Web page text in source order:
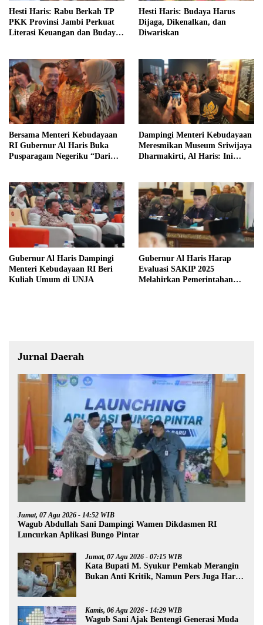
Hesti Haris: Rabu Berkah TP
PKK Provinsi Jambi Perkuat
Literasi Keuangan dan Budaya
Hesti Haris: Budaya Harus
Dijaga, Dikenalkan, dan
Diwariskan
Bersama Menteri Kebudayaan
RI Gubernur Al Haris Buka
Pusparagam Negeriku “Dari
Dampingi Menteri Kebudayaan
Meresmikan Museum Sriwijaya
Dharmakirti, Al Haris: Ini
Gubernur Al Haris Dampingi
Menteri Kebudayaan RI Beri
Kuliah Umum di UNJA
Gubernur Al Haris Harap
Evaluasi SAKIP 2025
Melahirkan Pemerintahan
Jurnal Daerah
Jumat, 07 Agu 2026 - 14:52 WIB
Wagub Abdullah Sani Dampingi Wamen Dikdasmen RI
Luncurkan Aplikasi Bungo Pintar
Jumat, 07 Agu 2026 - 07:15 WIB
Kata Bupati M. Syukur Pemkab Merangin
Bukan Anti Kritik, Namun Pers Juga Harus
Kamis, 06 Agu 2026 - 14:29 WIB
Wagub Sani Ajak Bentengi Generasi Muda